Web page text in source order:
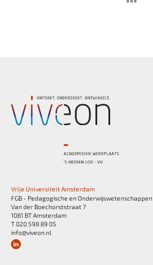
Vrije Universiteit Amsterdam
FGB - Pedagogische en Onderwijswetenschappen
Van der Boechorststraat 7
1081 BT Amsterdam
T 020 598 89 05
info@viveon.nl